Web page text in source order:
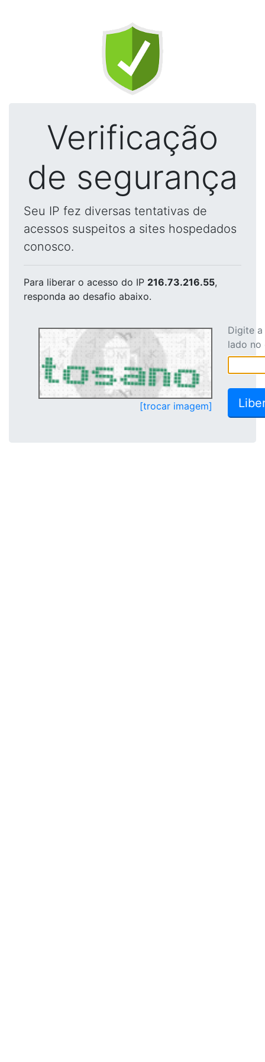
Verificação
de segurança
Seu IP fez diversas tentativas de
acessos suspeitos a sites hospedados
conosco.
Para liberar o acesso do IP 216.73.216.55,
responda ao desafio abaixo.
[trocar imagem]
Digite
lado no